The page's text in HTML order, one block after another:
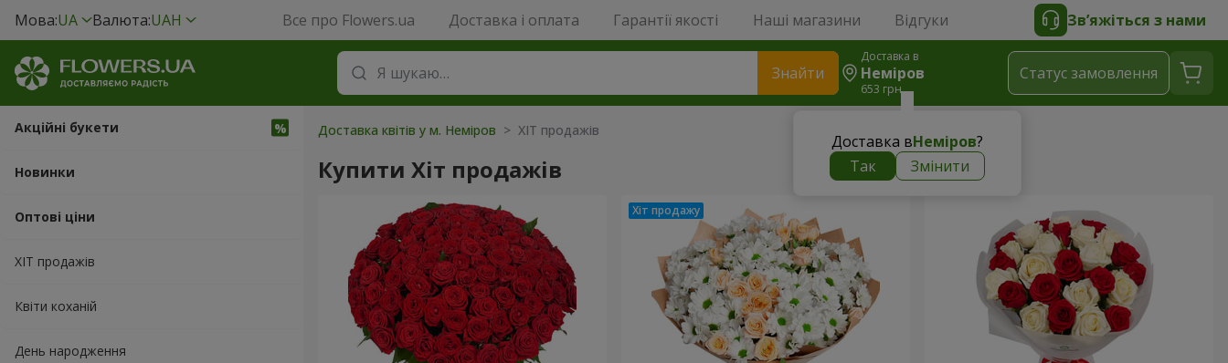
Мова:UA Валюта:UAH Все про Flowers.ua Доставка і оплата Гарантії якості Наші магазини Відгуки Зв’яжіться з нами
Знайти
Доставка в
Неміров
653 грн
Доставка вНеміров?
Так
Змінити
Статус замовлення
Акційні букети
Новинки
Оптові ціни
ХІТ продажів
Квіти коханій
День народження
Доставка квітів у м. Неміров > ХІТ продажів
Купити Хіт продажів